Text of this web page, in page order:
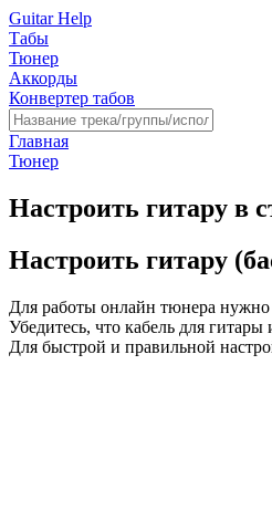
Guitar Help
Табы
Тюнер
Аккорды
Конвертер табов
Главная
Тюнер
Настроить гитару в
Настроить гитару
Для работы онлайн тюнера
Убедитесь, что кабель для
Для быстрой и правильной